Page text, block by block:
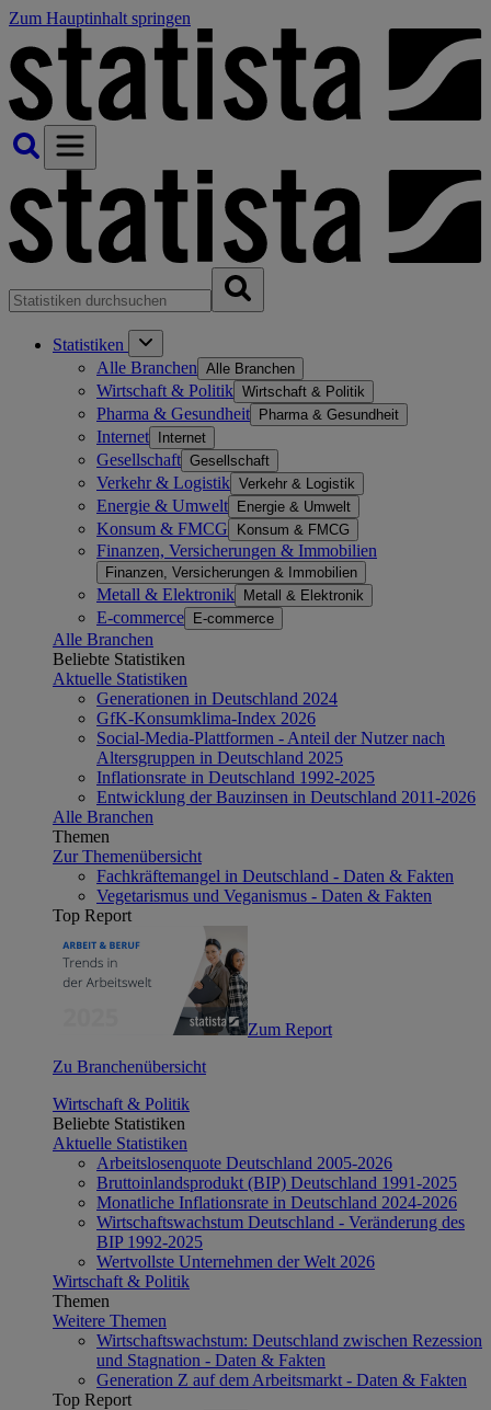
Zum Hauptinhalt springen
Statistiken
Alle Branchen Alle Branchen
Wirtschaft & Politik Wirtschaft & Politik
Pharma & Gesundheit Pharma & Gesundheit
Internet Internet
Gesellschaft Gesellschaft
Verkehr & Logistik Verkehr & Logistik
Energie & Umwelt Energie & Umwelt
Konsum & FMCG Konsum & FMCG
Finanzen, Versicherungen & Immobilien
Finanzen, Versicherungen & Immobilien
Metall & Elektronik Metall & Elektronik
E-commerce E-commerce
Alle Branchen
Beliebte Statistiken
Aktuelle Statistiken
Generationen in Deutschland 2024
GfK-Konsumklima-Index 2026
Social-Media-Plattformen - Anteil der Nutzer nach
Altersgruppen in Deutschland 2025
Inflationsrate in Deutschland 1992-2025
Entwicklung der Bauzinsen in Deutschland 2011-2026
Alle Branchen
Themen
Zur Themenübersicht
Fachkräftemangel in Deutschland - Daten & Fakten
Vegetarismus und Veganismus - Daten & Fakten
Top Report
Zum Report
Zu Branchenübersicht
Wirtschaft & Politik
Beliebte Statistiken
Aktuelle Statistiken
Arbeitslosenquote Deutschland 2005-2026
Bruttoinlandsprodukt (BIP) Deutschland 1991-2025
Monatliche Inflationsrate in Deutschland 2024-2026
Wirtschaftswachstum Deutschland - Veränderung des
BIP 1992-2025
Wertvollste Unternehmen der Welt 2026
Wirtschaft & Politik
Themen
Weitere Themen
Wirtschaftswachstum: Deutschland zwischen Rezession
und Stagnation - Daten & Fakten
Generation Z auf dem Arbeitsmarkt - Daten & Fakten
Top Report